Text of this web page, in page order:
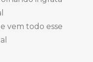
vem todo esse